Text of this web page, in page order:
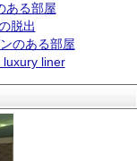
る部屋
脱出
のある部屋
luxury liner